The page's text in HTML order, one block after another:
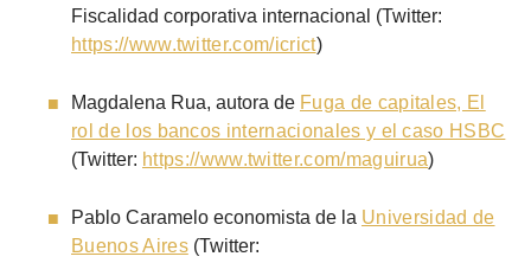
Fiscalidad corporativa internacional (Twitter:
https://www.twitter.com/icrict)
Magdalena Rua, autora de Fuga de capitales, El
rol de los bancos internacionales y el caso HSBC
(Twitter: https://www.twitter.com/maguirua)
Pablo Caramelo economista de la Universidad de
Buenos Aires(Twitter: